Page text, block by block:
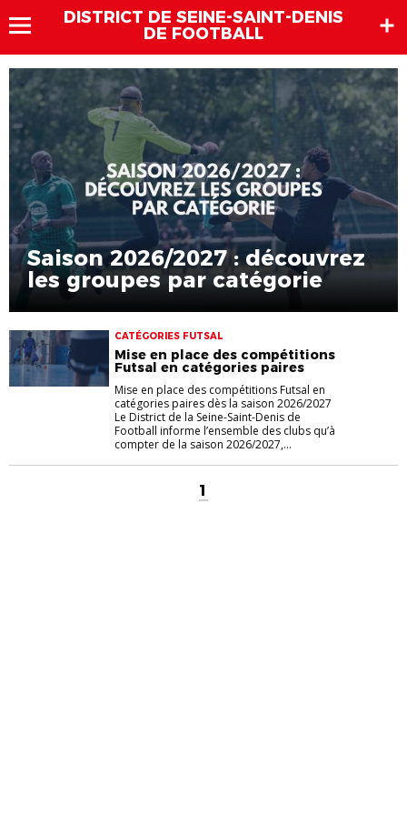
DISTRICT DE SEINE-SAINT-DENIS
DE FOOTBALL
Saison 2026/2027 : découvrez
les groupes par catégorie
CATÉGORIES FUTSAL
Mise en place des compétitions
Futsal en catégories paires
Mise en place des compétitions Futsal en
catégories paires dès la saison 2026/2027
Le District de la Seine-Saint-Denis de
Football informe l’ensemble des clubs qu’à
compter de la saison 2026/2027,...
1